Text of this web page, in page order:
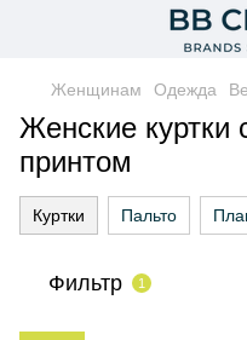
Женщинам Одежда
Женские куртки
принтом
Куртки Пальто
Фильтр 1